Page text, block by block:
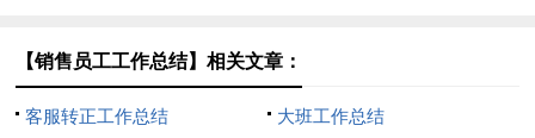
【销售员工工作总结】相关文章：
客服转正工作总结 大班工作总结